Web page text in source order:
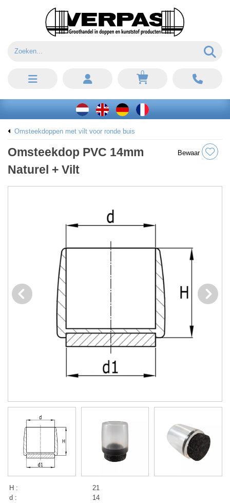
0
Omsteekdoppen met vilt voor ronde buis
Omsteekdop PVC 14mm
Naturel + Vilt
Bewaar
H :
21
d :
14